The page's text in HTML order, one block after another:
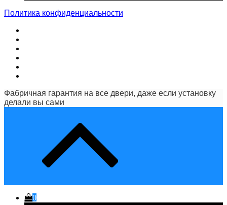
Политика конфиденциальности
Фабричная гарантия на все двери, даже если установку
делали вы сами
0